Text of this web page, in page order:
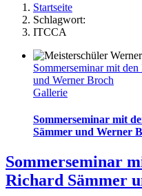
Startseite
Schlagwort:
ITCCA
Sommerseminar mit
und Werner Broch
Gallerie
Sommerseminar mit
Sämmer und Werner
Sommerseminar
Richard Sämmer